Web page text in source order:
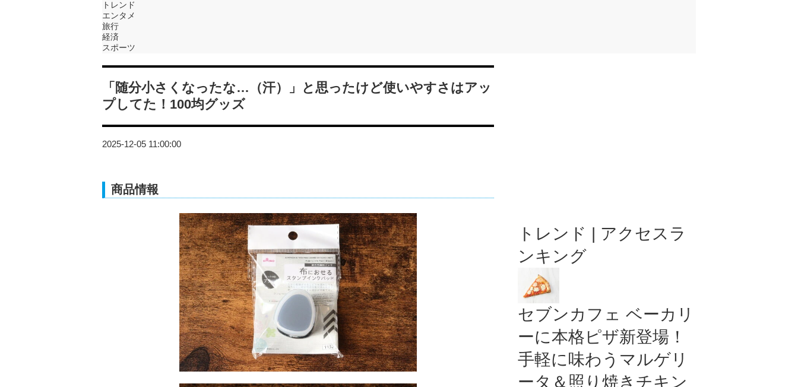
トレンド
エンタメ
旅行
経済
スポーツ
「随分小さくなったな…（汗）」と思ったけど使いやすさはアッ
プしてた！100均グッズ
2025-12-05 11:00:00
商品情報
トレンド | アクセスラ
ンキング
セブンカフェ ベーカリ
ーに本格ピザ新登場！
手軽に味わうマルゲリ
ータ＆照り焼きチキン